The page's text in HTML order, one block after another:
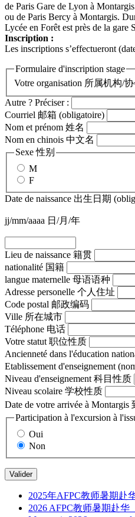
de Paris Gare de Lyon à
ou de Paris Bercy à Montargis.
Lycée en Forêt est près de la gare
Inscription :
Les inscriptions s’effectueront
Formulaire d'inscription stage
Votre organisation 所属机构/
Autre ? Préciser :
Courriel 邮箱 (obligatoire)
Nom et prénom 姓名
Nom en chinois 中文名
Sexe 性别
M
F
Date de naissance 出生日期
jj/mm/aaaa 日/月/年
Lieu de naissance 籍贯
nationalité 国籍
langue maternelle 母语语种
Adresse personelle 个人住址
Code postal 邮政编码
Ville 所在城市
Téléphone 电话
Votre statut 职位性质
Ancienneté dans l'éducation
Etablissement d'enseignement
Niveau d'enseignement 科目性质
Niveau scolaire 学校性质
Date de votre arrivée à
Participation à l'excursion à
Oui
Non
Valider
2025年AFPC教师暑期赴
2026 AFPC教师暑期赴华